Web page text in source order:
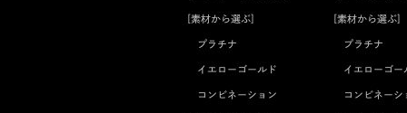
[素材から選ぶ]
プラチナ
イエローゴールド
コンビネーション
[素材から選ぶ]
プラチナ
イエローゴー
コンビネーシ